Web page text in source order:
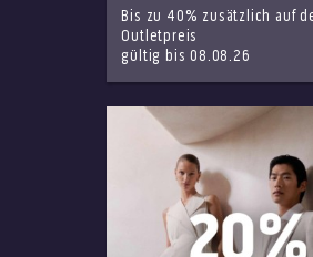
Bis zu 40% zusätzlich auf
Outletpreis
gültig bis 08.08.26